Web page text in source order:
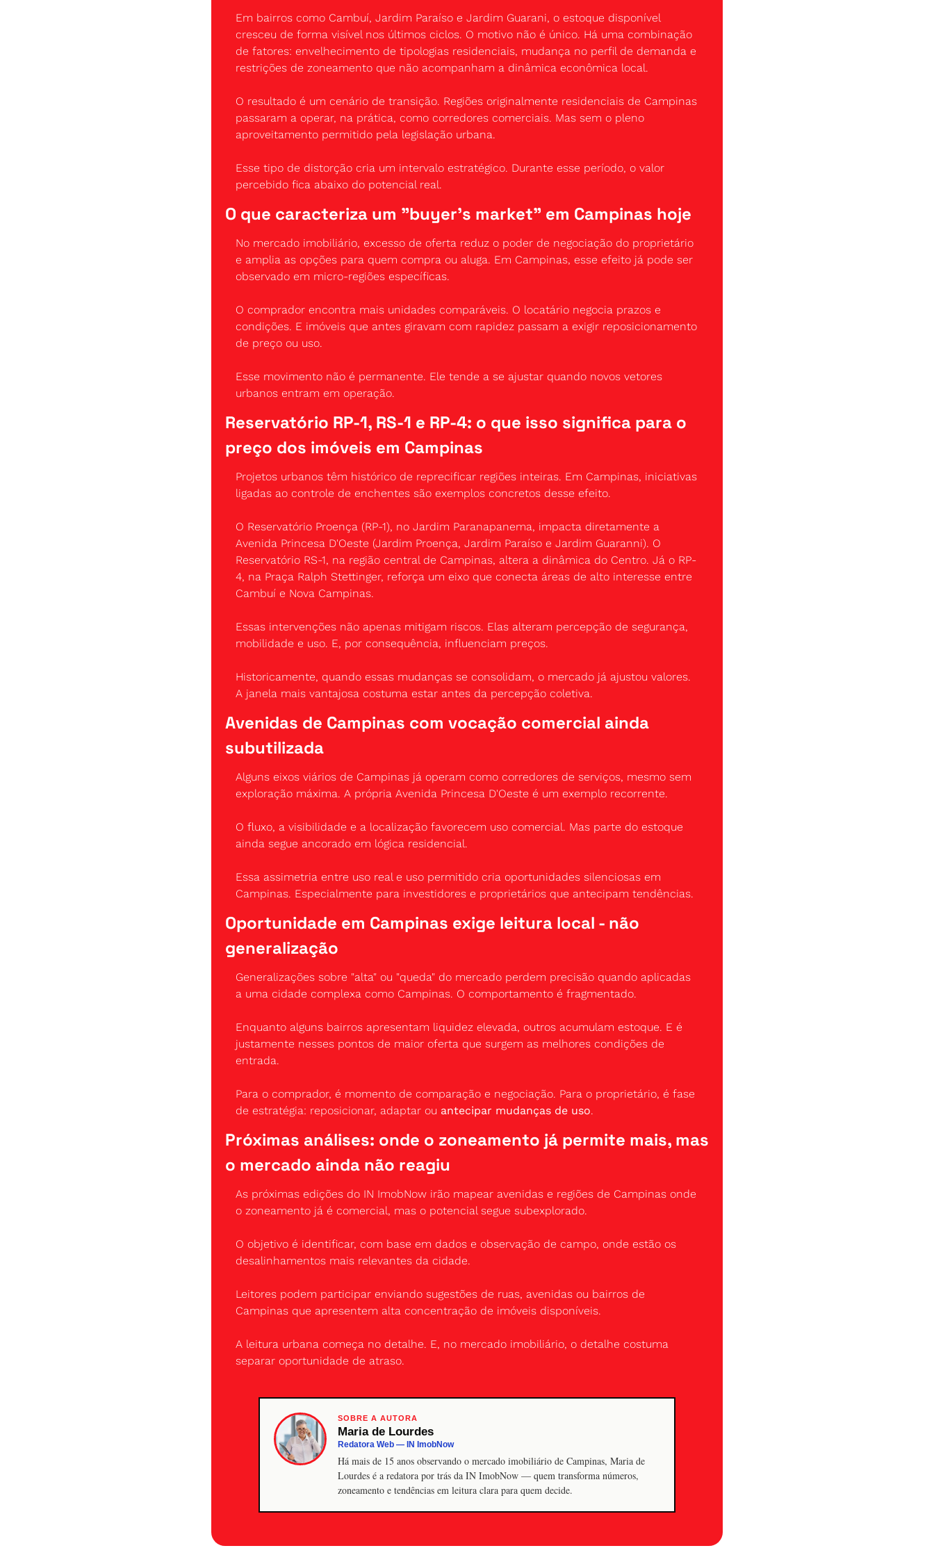
Em bairros como Cambuí, Jardim Paraíso e Jardim Guarani, o estoque disponível
cresceu de forma visível nos últimos ciclos. O motivo não é único. Há uma combinação
de fatores: envelhecimento de tipologias residenciais, mudança no perfil de demanda e
restrições de zoneamento que não acompanham a dinâmica econômica local.
O resultado é um cenário de transição. Regiões originalmente residenciais de Campinas
passaram a operar, na prática, como corredores comerciais. Mas sem o pleno
aproveitamento permitido pela legislação urbana.
Esse tipo de distorção cria um intervalo estratégico. Durante esse período, o valor
percebido fica abaixo do potencial real.
O que caracteriza um "buyer's market" em Campinas hoje
No mercado imobiliário, excesso de oferta reduz o poder de negociação do proprietário
e amplia as opções para quem compra ou aluga. Em Campinas, esse efeito já pode ser
observado em micro-regiões específicas.
O comprador encontra mais unidades comparáveis. O locatário negocia prazos e
condições. E imóveis que antes giravam com rapidez passam a exigir reposicionamento
de preço ou uso.
Esse movimento não é permanente. Ele tende a se ajustar quando novos vetores
urbanos entram em operação.
Reservatório RP-1, RS-1 e RP-4: o que isso significa para o
preço dos imóveis em Campinas
Projetos urbanos têm histórico de reprecificar regiões inteiras. Em Campinas, iniciativas
ligadas ao controle de enchentes são exemplos concretos desse efeito.
O Reservatório Proença (RP-1), no Jardim Paranapanema, impacta diretamente a
Avenida Princesa D'Oeste (Jardim Proença, Jardim Paraíso e Jardim Guaranni). O
Reservatório RS-1, na região central de Campinas, altera a dinâmica do Centro. Já o RP-
4, na Praça Ralph Stettinger, reforça um eixo que conecta áreas de alto interesse entre
Cambuí e Nova Campinas.
Essas intervenções não apenas mitigam riscos. Elas alteram percepção de segurança,
mobilidade e uso. E, por consequência, influenciam preços.
Historicamente, quando essas mudanças se consolidam, o mercado já ajustou valores.
A janela mais vantajosa costuma estar antes da percepção coletiva.
Avenidas de Campinas com vocação comercial ainda
subutilizada
Alguns eixos viários de Campinas já operam como corredores de serviços, mesmo sem
exploração máxima. A própria Avenida Princesa D'Oeste é um exemplo recorrente.
O fluxo, a visibilidade e a localização favorecem uso comercial. Mas parte do estoque
ainda segue ancorado em lógica residencial.
Essa assimetria entre uso real e uso permitido cria oportunidades silenciosas em
Campinas. Especialmente para investidores e proprietários que antecipam tendências.
Oportunidade em Campinas exige leitura local - não
generalização
Generalizações sobre "alta" ou "queda" do mercado perdem precisão quando aplicadas
a uma cidade complexa como Campinas. O comportamento é fragmentado.
Enquanto alguns bairros apresentam liquidez elevada, outros acumulam estoque. E é
justamente nesses pontos de maior oferta que surgem as melhores condições de
entrada.
Para o comprador, é momento de comparação e negociação. Para o proprietário, é fase
de estratégia: reposicionar, adaptar ou antecipar mudanças de uso.
Próximas análises: onde o zoneamento já permite mais, mas
o mercado ainda não reagiu
As próximas edições do IN ImobNow irão mapear avenidas e regiões de Campinas onde
o zoneamento já é comercial, mas o potencial segue subexplorado.
O objetivo é identificar, com base em dados e observação de campo, onde estão os
desalinhamentos mais relevantes da cidade.
Leitores podem participar enviando sugestões de ruas, avenidas ou bairros de
Campinas que apresentem alta concentração de imóveis disponíveis.
A leitura urbana começa no detalhe. E, no mercado imobiliário, o detalhe costuma
separar oportunidade de atraso.
SOBRE A AUTORA
Maria de Lourdes
Redatora Web — IN ImobNow
Há mais de 15 anos observando o mercado imobiliário de Campinas, Maria de
Lourdes é a redatora por trás da IN ImobNow — quem transforma números,
zoneamento e tendências em leitura clara para quem decide.